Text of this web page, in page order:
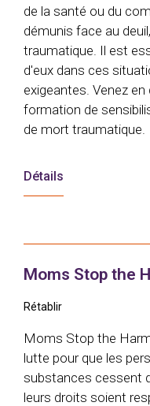
de la santé ou du
démunis face au
traumatique. Il est
d'eux dans ces
exigeantes. Venez
formation de
de mort traumatique.
Détails
Moms Stop the
Rétablir
Moms Stop the
lutte pour que les
substances cessent
leurs droits soient